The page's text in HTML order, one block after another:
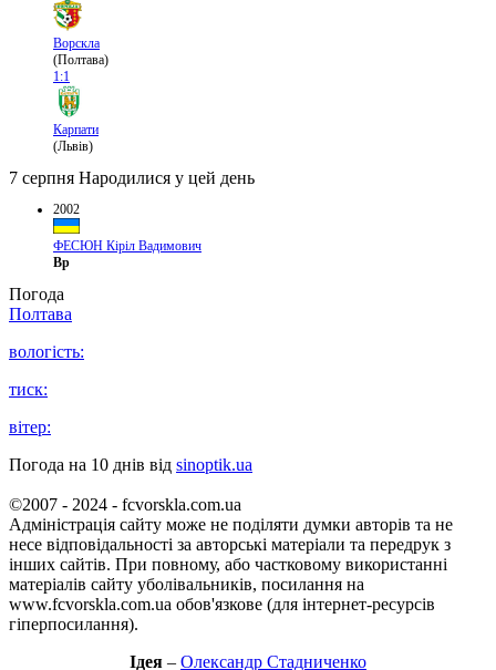
Ворскла
(Полтава)
1:1
Карпати
(Львів)
7 серпня Народилися у цей день
2002
ФЕСЮН Кіріл Вадимович
Вр
Погода
Полтава
вологість:
тиск:
вітер:
Погода на 10 днів від sinoptik.ua
©2007 - 2024 - fcvorskla.com.ua
Адміністрація сайту може не поділяти думки авторів та не
несе відповідальності за авторські матеріали та передрук з
інших сайтів. При повному, або частковому використанні
матеріалів сайту уболівальників, посилання на
www.fcvorskla.com.ua обов'язкове (для інтернет-ресурсів
гіперпосилання).
Ідея – Олександр Стадниченко